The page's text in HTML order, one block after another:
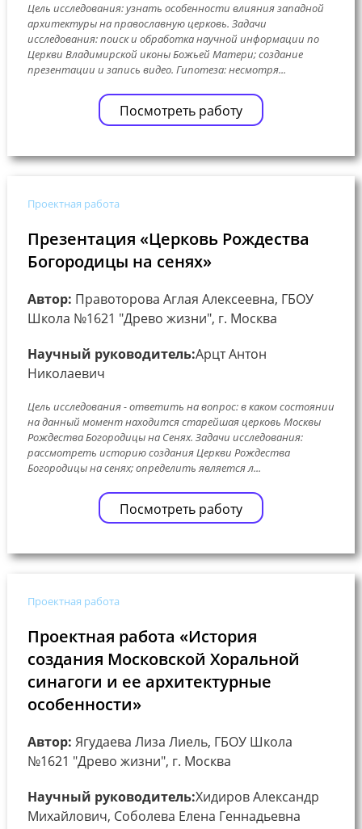
Цель исследования: узнать особенности влияния западной
архитектуры на православную церковь. Задачи
исследования: поиск и обработка научной информации по
Церкви Владимирской иконы Божьей Матери; создание
презентации и запись видео. Гипотеза: несмотря...
Посмотреть работу
Проектная работа
Презентация «Церковь Рождества
Богородицы на сенях»
Автор: Правоторова Аглая Алексеевна, ГБОУ
Школа №1621 "Древо жизни", г. Москва
Научный руководитель:Арцт Антон
Николаевич
Цель исследования - ответить на вопрос: в каком состоянии
на данный момент находится старейшая церковь Москвы
Рождества Богородицы на Сенях. Задачи исследования:
рассмотреть историю создания Церкви Рождества
Богородицы на сенях; определить является л...
Посмотреть работу
Проектная работа
Проектная работа «История
создания Московской Хоральной
синагоги и ее архитектурные
особенности»
Автор: Ягудаева Лиза Лиель, ГБОУ Школа
№1621 "Древо жизни", г. Москва
Научный руководитель:Хидиров Александр
Михайлович, Соболева Елена Геннадьевна